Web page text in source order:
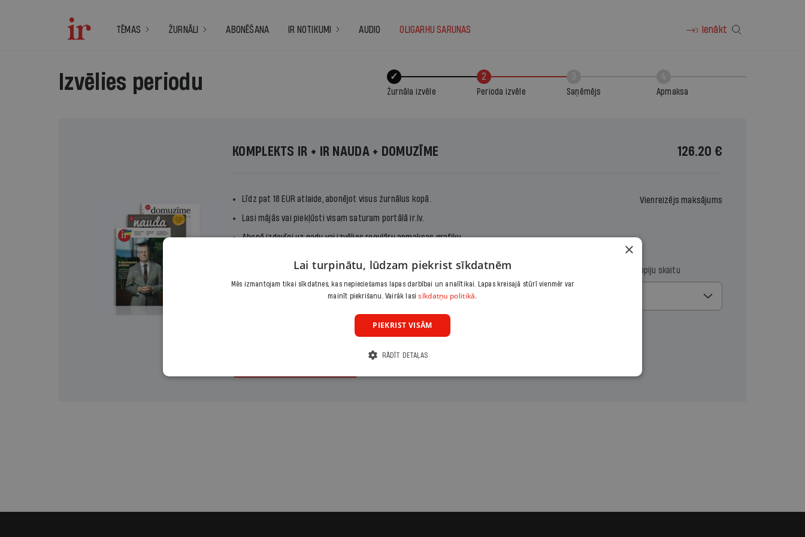
TĒMAS ŽURNĀLI ABONĒŠANA IR NOTIKUMI AUDIO OLIGARHU SARUNAS Ienākt
✓
Žurnāla izvēle
2
Perioda izvēle Saņēmējs Apmaksa
Izvēlies periodu
KOMPLEKTS IR + IR NAUDA + DOMUZĪME 126.20 €
Līdz pat 18 EUR atlaide, abonējot visus žurnālus kopā.
Lasi mājās vai piekļūsti visam saturam portālā ir.lv.
Abonē izdevīgi uz gadu vai izvēlies regulāru apmaksas grafiku.
Vienreizējs maksājums
Izvēlies maksājumu Izvēlies periodu
Gads
Izvēlies sākuma datumu Izvēlies kopiju skaitu
×
Lai turpinātu, lūdzam piekrist sīkdatnēm
Mēs izmantojam tikai sīkdatnes, kas nepieciešamas lapas darbībai un analītikai. Lapas kreisajā stūrī vienmēr var
mainīt piekrišanu. Vairāk lasisīkdatņu politikā.
PIEKRIST VISĀM
RĀDĪT DETAĻAS